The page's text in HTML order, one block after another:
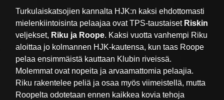
Turkulaiskatsojien kannalta HJK:n kaksi ehdottomasti
mielenkiintoisinta pelaajaa ovat TPS-taustaiset Riskin
veljekset, Riku ja Roope. Kaksi vuotta vanhempi Riku
aloittaa jo kolmannen HJK-kautensa, kun taas Roope
pelaa ensimmäistä kauttaan Klubin riveissä.
Molemmat ovat nopeita ja arvaamattomia pelaajia.
Riku rakentelee peliä ja osaa myös viimeistellä, mutta
Roopelta odotetaan ennen kaikkea kovia tehoja